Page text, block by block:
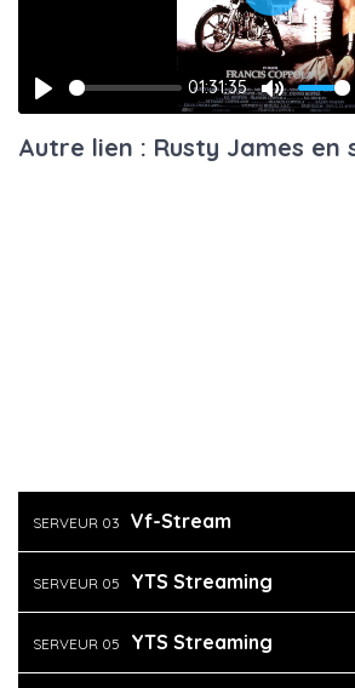
Play
01:31:35
Mute
Play
Autre lien : Rusty James en
SERVEUR 03 Vf-Stream
SERVEUR 05 YTS Streaming
SERVEUR 05 YTS Streaming